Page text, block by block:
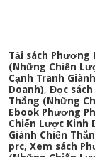
Tải sách Phương
(Những Chiến
Cạnh Tranh
Doanh),Đọc
Thắng (Những
Ebook Phương
Chiến Lược Kinh
Giành Chiến
prc,Xem sách